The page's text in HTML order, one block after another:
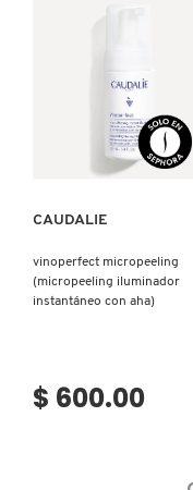
TONYMOLY
TRULY BEAUTY
Ver más
CAUDALIE
vinoperfect micropeeling
(micropeeling iluminador
instantáneo con aha)
$ 600.00